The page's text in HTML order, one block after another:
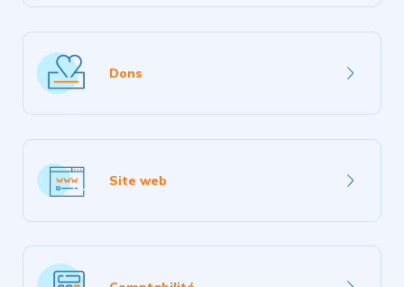
Dons
savoir
Site web
savoir